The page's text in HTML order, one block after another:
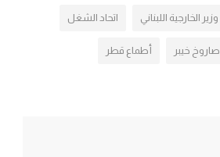
وزير الخارجية اللبناني اتحاد الشغل
صاروخ خيبر أطماع قطر